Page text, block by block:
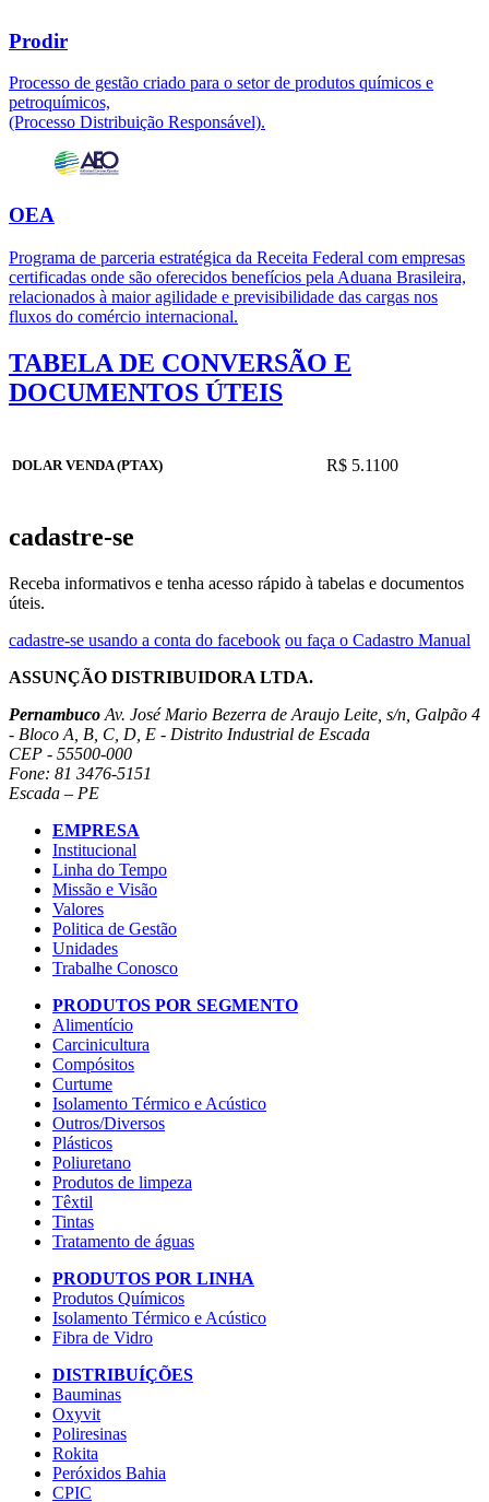
Prodir
Processo de gestão criado para o setor de produtos químicos e
petroquímicos,
(Processo Distribuição Responsável).
OEA
Programa de parceria estratégica da Receita Federal com empresas
certificadas onde são oferecidos benefícios pela Aduana Brasileira,
relacionados à maior agilidade e previsibilidade das cargas nos
fluxos do comércio internacional.
TABELA DE CONVERSÃO E
DOCUMENTOS ÚTEIS
DOLAR VENDA (PTAX) R$ 5.1100
cadastre-se
Receba informativos e tenha acesso rápido à tabelas e documentos
úteis.
cadastre-se usando a conta do facebook ou faça o Cadastro Manual
ASSUNÇÃO DISTRIBUIDORA LTDA.
Pernambuco Av. José Mario Bezerra de Araujo Leite, s/n, Galpão 4
- Bloco A, B, C, D, E - Distrito Industrial de Escada
CEP - 55500-000
Fone: 81 3476-5151
Escada – PE
EMPRESA
Institucional
Linha do Tempo
Missão e Visão
Valores
Politica de Gestão
Unidades
Trabalhe Conosco
PRODUTOS POR SEGMENTO
Alimentício
Carcinicultura
Compósitos
Curtume
Isolamento Térmico e Acústico
Outros/Diversos
Plásticos
Poliuretano
Produtos de limpeza
Têxtil
Tintas
Tratamento de águas
PRODUTOS POR LINHA
Produtos Químicos
Isolamento Térmico e Acústico
Fibra de Vidro
DISTRIBUÍÇÕES
Bauminas
Oxyvit
Poliresinas
Rokita
Peróxidos Bahia
CPIC